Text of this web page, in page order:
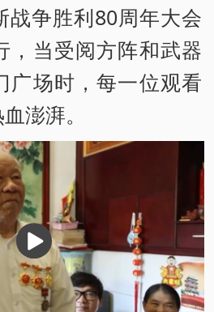
战争胜利80周年大会
，当受阅方阵和武器
广场时，每一位观看
澎湃。
播
放